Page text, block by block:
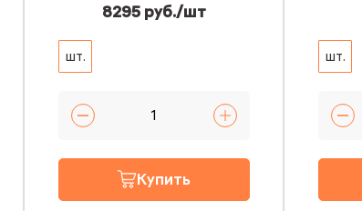
8295 руб./шт
шт.
Купить
шт.